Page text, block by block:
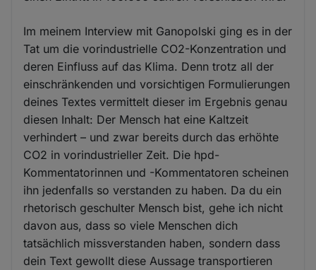
Im meinem Interview mit Ganopolski ging es in der
Tat um die vorindustrielle CO2-Konzentration und
deren Einfluss auf das Klima. Denn trotz all der
einschränkenden und vorsichtigen Formulierungen
deines Textes vermittelt dieser im Ergebnis genau
diesen Inhalt: Der Mensch hat eine Kaltzeit
verhindert – und zwar bereits durch das erhöhte
CO2 in vorindustrieller Zeit. Die hpd-
Kommentatorinnen und -Kommentatoren scheinen
ihn jedenfalls so verstanden zu haben. Da du ein
rhetorisch geschulter Mensch bist, gehe ich nicht
davon aus, dass so viele Menschen dich
tatsächlich missverstanden haben, sondern dass
dein Text gewollt diese Aussage transportieren